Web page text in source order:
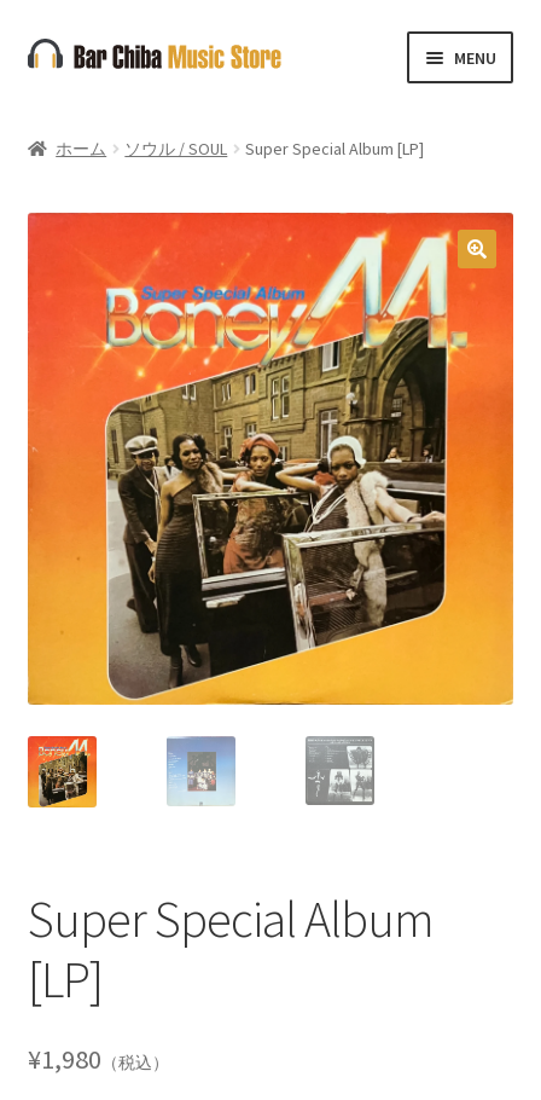
ナ
ビ
ー
ン
コ
ン
ン
ス
MENU
ホーム ソウル / SOUL Super Special Album [LP]
🔍
Super Special Album
[LP]
¥1,980 （税込）